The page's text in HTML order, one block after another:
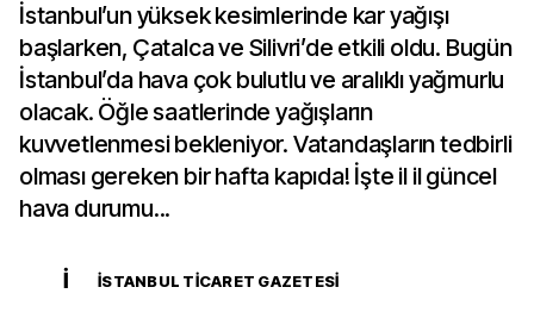
İstanbul’un yüksek kesimlerinde kar yağışı
başlarken, Çatalca ve Silivri’de etkili oldu. Bugün
İstanbul’da hava çok bulutlu ve aralıklı yağmurlu
olacak. Öğle saatlerinde yağışların
kuvvetlenmesi bekleniyor. Vatandaşların tedbirli
olması gereken bir hafta kapıda! İşte il il güncel
hava durumu...
İ İSTANBUL TICARET GAZETESI